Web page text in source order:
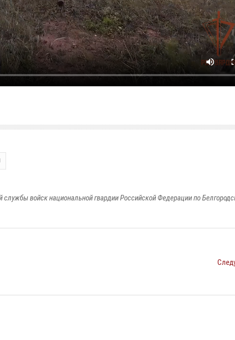
войск национальной гвардии Российской Федерации по